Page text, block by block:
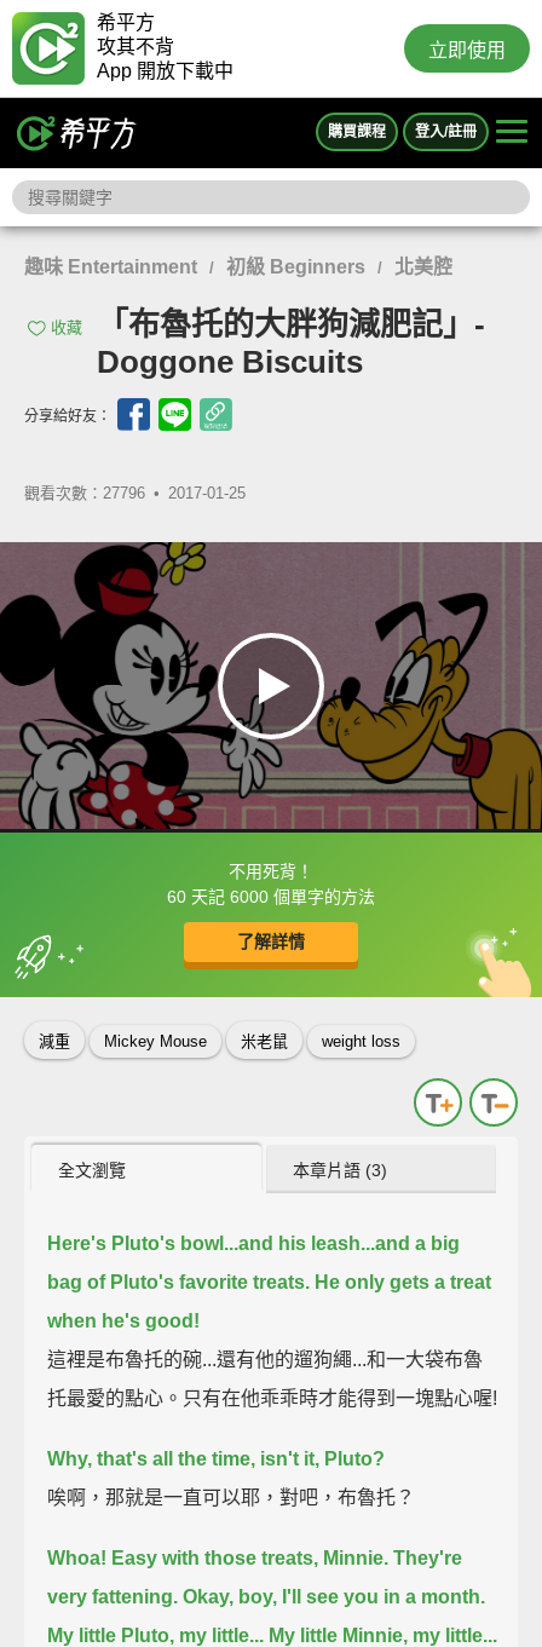
希平方
攻其不背
App 開放下載中
立即使用
購買課程 登入/註冊
趣味 Entertainment / 初級 Beginners / 北美腔
收藏
「布魯托的大胖狗減肥記」-
Doggone Biscuits
分享給好友：
觀看次數：27796 • 2017-01-25
不用死背！
60 天記 6000 個單字的方法
了解詳情
框選或點兩下字幕可以直接查字典喔！
收錄佳句 中
英
減重 Mickey Mouse 米老鼠 weight loss
全文瀏覽 本章片語 (3)
Here's Pluto's bowl...and his leash...and a big
bag of Pluto's favorite treats. He only gets a treat
when he's good!
這裡是布魯托的碗...還有他的遛狗繩...和一大袋布魯
托最愛的點心。只有在他乖乖時才能得到一塊點心喔!
Why, that's all the time, isn't it, Pluto?
唉啊，那就是一直可以耶，對吧，布魯托？
Whoa! Easy with those treats, Minnie. They're
very fattening. Okay, boy, I'll see you in a month.
My little Pluto, my little... My little Minnie, my little...